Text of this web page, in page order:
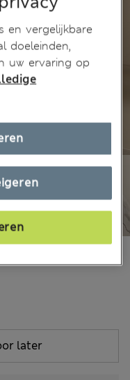
later
en vergelijkbare
doeleinden,
uw ervaring op